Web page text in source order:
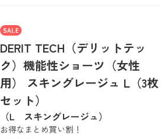
DERIT TECH（デリットテッ
ク）機能性ショーツ（女性
用） スキングレージュ L（3枚
セット）
（L スキングレージュ）
お得なまとめ買い割！